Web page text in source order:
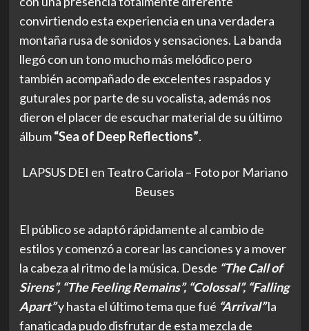
convirtiendo esta experiencia en una verdadera
montaña rusa de sonidos y sensaciones. La banda
llegó con un tono mucho más melódico pero
también acompañado de excelentes raspados y
guturales por parte de su vocalista, además nos
dieron el placer de escuchar material de su último
álbum“Sea of Deep Reflections”.
LAPSUS DEI en Teatro Cariola – Foto por Mariano
Beuses
El público se adaptó rápidamente al cambio de
estilos y comenzó a corear las canciones y a mover
la cabeza al ritmo de la música. Desde “The Call of
Sirens”, “The Feeling Remains”, “Colossal”, “Falling
Apart”y hasta el último tema que fué “Arrival”la
fanaticada pudo disfrutar de esta mezcla de